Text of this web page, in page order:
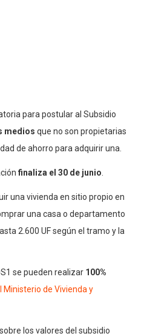
para postular al Subsidio
medios que no son propietarias
de ahorro para adquirir una.
finaliza el 30 de junio
una vivienda en sitio propio en
una casa o departamento
2.600 UF según el tramo y la
se pueden realizar 100%
Ministerio de Vivienda y
los valores del subsidio